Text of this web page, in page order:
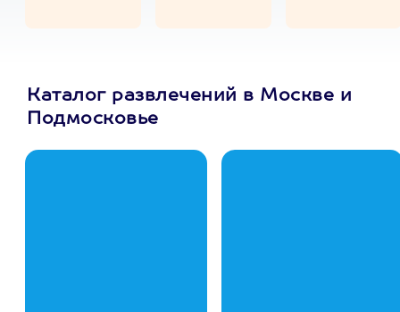
Каталог развлечений в Москве и
Подмосковье